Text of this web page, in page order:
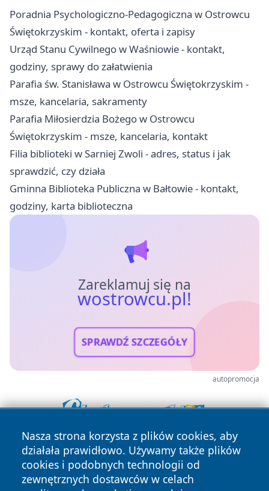
Poradnia Psychologiczno-Pedagogiczna w Ostrowcu
Świętokrzyskim - kontakt, oferta i zapisy
Urząd Stanu Cywilnego w Waśniowie - kontakt,
godziny, sprawy do załatwienia
Parafia św. Stanisława w Ostrowcu Świętokrzyskim -
msze, kancelaria, sakramenty
Parafia Miłosierdzia Bożego w Ostrowcu
Świętokrzyskim - msze, kancelaria, kontakt
Filia biblioteki w Sarniej Zwoli - adres, status i jak
sprawdzić, czy działa
Gminna Biblioteka Publiczna w Bałtowie - kontakt,
godziny, karta biblioteczna
Zareklamuj się na
wostrowcu.pl!
SPRAWDŹ SZCZEGÓŁY
autopromocja
Nasza strona korzysta z plików cookies, aby
działała prawidłowo. Używamy także plików
cookies i podobnych technologii od
zewnętrznych dostawców w celach